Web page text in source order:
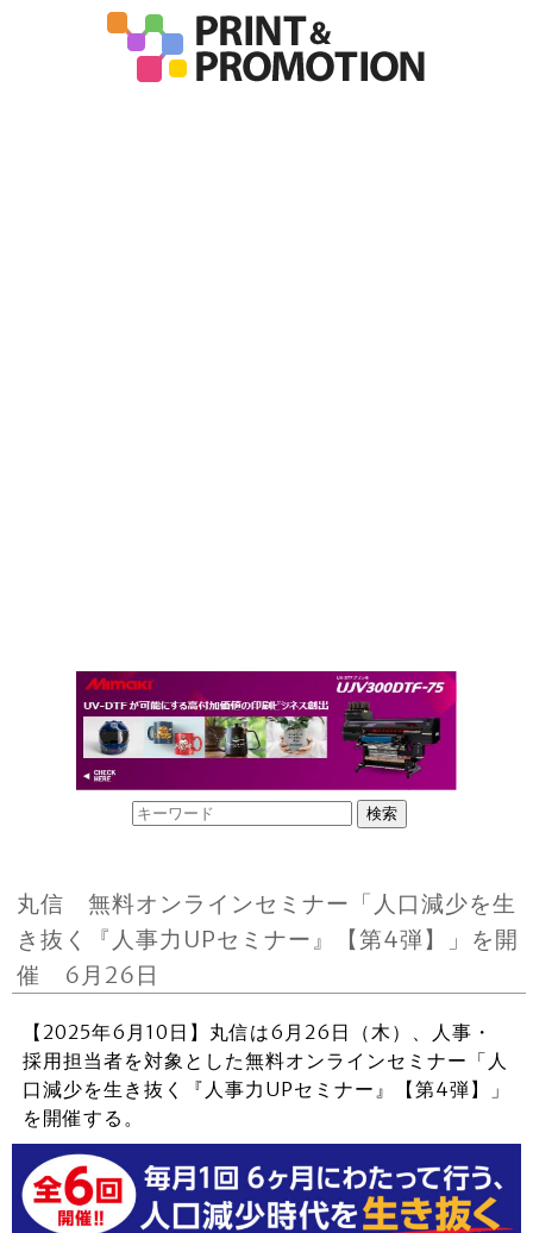
丸信 無料オンラインセミナー「人口減少を生
き抜く『人事力UPセミナー』【第4弾】」を開
催 6月26日
【2025年6月10日】丸信は6月26日（木）、人事・
採用担当者を対象とした無料オンラインセミナー「人
口減少を生き抜く『人事力UPセミナー』【第4弾】」
を開催する。